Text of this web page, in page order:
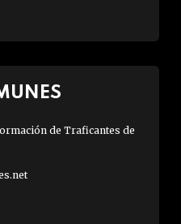
de Traficantes de